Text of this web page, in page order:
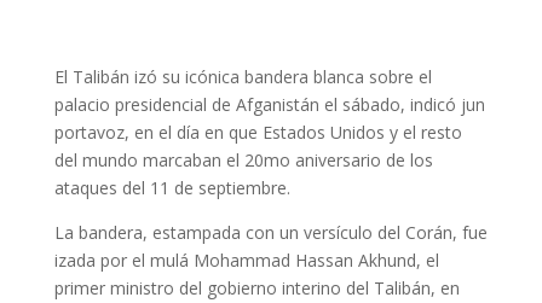
El Talibán izó su icónica bandera blanca sobre el
palacio presidencial de Afganistán el sábado, indicó jun
portavoz, en el día en que Estados Unidos y el resto
del mundo marcaban el 20mo aniversario de los
ataques del 11 de septiembre.
La bandera, estampada con un versículo del Corán, fue
izada por el mulá Mohammad Hassan Akhund, el
primer ministro del gobierno interino del Talibán, en